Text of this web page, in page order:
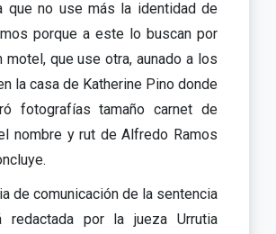
que no use más la identidad de
porque a este lo buscan por
motel, que use otra, aunado a los
la casa de Katherine Pino donde
fotografías tamaño carnet de
nombre y rut de Alfredo Ramos
de comunicación de la sentencia
redactada por la jueza Urrutia